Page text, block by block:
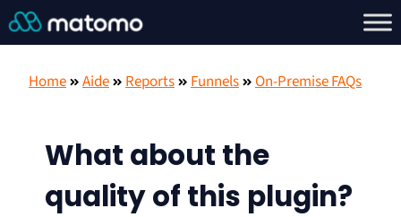
Home Aide Reports Funnels On-Premise FAQs
What about the
quality of this plugin?